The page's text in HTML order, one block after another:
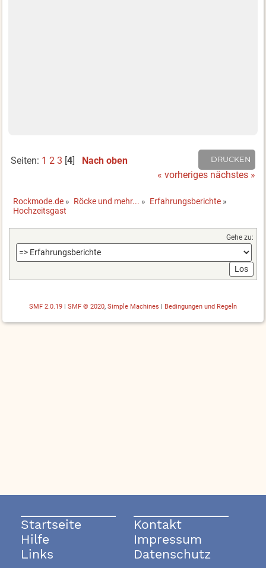
DRUCKEN
Seiten: 1 2 3 [4] Nach oben
« vorheriges nächstes »
Rockmode.de » Röcke und mehr... » Erfahrungsberichte »
Hochzeitsgast
Gehe zu:
SMF 2.0.19 SMF © 2020, Simple Machines Bedingungen und Regeln
Startseite
Hilfe
Links
Kontakt
Impressum
Datenschutz